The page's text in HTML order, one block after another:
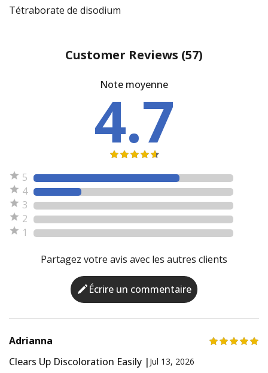
Tétraborate de disodium
Customer Reviews (57)
Note moyenne
4.7
5
4
3
2
1
Partagez votre avis avec les autres clients
Écrire un commentaire
Adrianna
Clears Up Discoloration Easily | Jul 13, 2026